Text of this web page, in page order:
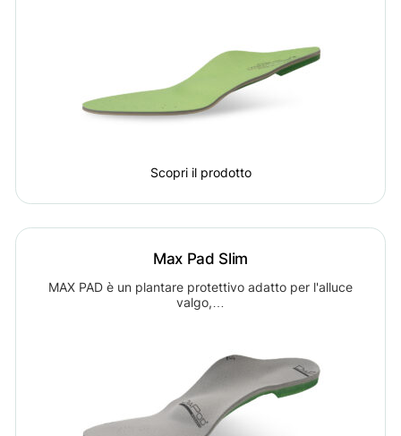
Scopri il prodotto
Max Pad Slim
MAX PAD è un plantare protettivo adatto per l'alluce
valgo,…